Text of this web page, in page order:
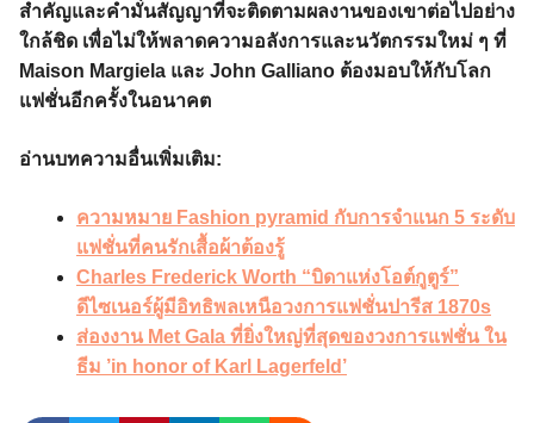
สำคัญและคำมั่นสัญญาที่จะติดตามผลงานของเขาต่อไปอย่าง
ใกล้ชิด เพื่อไม่ให้พลาดความอลังการและนวัตกรรมใหม่ ๆ ที่
Maison Margiela และ John Galliano ต้องมอบให้กับโลก
แฟชั่นอีกครั้งในอนาคต
อ่านบทความอื่นเพิ่มเติม:
ความหมาย Fashion pyramid กับการจำแนก 5 ระดับ
แฟชั่นที่คนรักเสื้อผ้าต้องรู้
Charles Frederick Worth “บิดาแห่งโอต์กูตูร์”
ดีไซเนอร์ผู้มีอิทธิพลเหนือวงการแฟชั่นปารีส 1870s
ส่องงาน Met Gala ที่ยิ่งใหญ่ที่สุดของวงการแฟชั่น ใน
ธีม ’in honor of Karl Lagerfeld’